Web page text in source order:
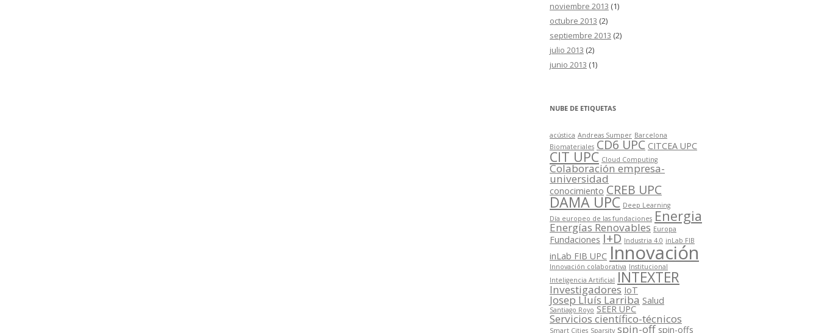
noviembre 2013 (1)
octubre 2013 (2)
septiembre 2013 (2)
julio 2013 (2)
junio 2013 (1)
NUBE DE ETIQUETAS
acústica Andreas Sumper Barcelona
Biomateriales CD6 UPC CITCEA UPC
CIT UPC Cloud Computing
Colaboración empresa-
universidad
conocimiento CREB UPC
DAMA UPC Deep Learning
Día europeo de las fundaciones Energia
Energías Renovables Europa
Fundaciones I+D Industria 4.0 inLab FIB
inLab FIB UPC Innovación
Innovación colaborativa Institucional
Inteligencia Artificial INTEXTER
Investigadores IoT
Josep Lluís Larriba Salud
Santiago Royo SEER UPC
Servicios científico-técnicos
Smart Cities Sparsity spin-off spin-offs